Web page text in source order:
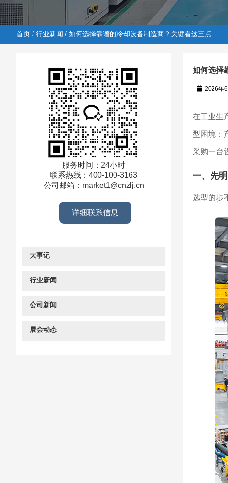
行业新闻/ 如何选择靠谱的冷却设备制造商？关键看这
首页/ 行业新闻 / 如何选择靠谱的冷却设备制造商？关键看这三点
如何选择
2026年6
在工业生
型困境：
采购一台
一、先
选型的步
服务时间：24小时
联系热线：400-100-3163
公司邮箱：market1@cnzlj.cn
详细联系信息
大事记
行业新闻
公司新闻
展会动态